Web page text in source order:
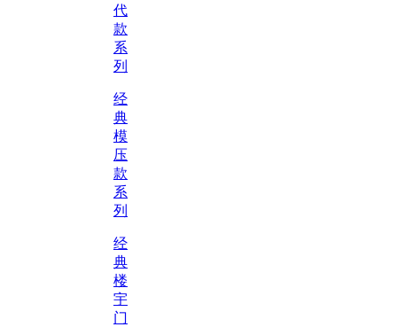
代
款
系
列
经
典
模
压
款
系
列
经
典
楼
宇
门